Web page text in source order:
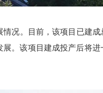
。目前，该项目已建成
。该项目建成投产后将